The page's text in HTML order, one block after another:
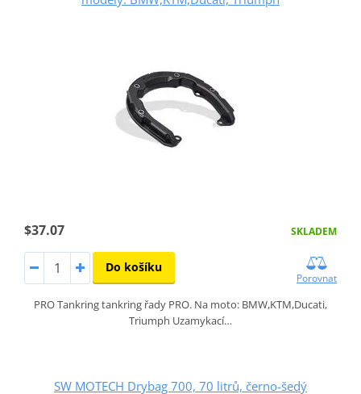
$37.07 SKLADEM
Do košíku
Porovnat
PRO Tankring tankring řady PRO. Na moto: BMW,KTM,Ducati,
Triumph Uzamykací…
SW MOTECH Drybag 700, 70 litrů, černo-šedý